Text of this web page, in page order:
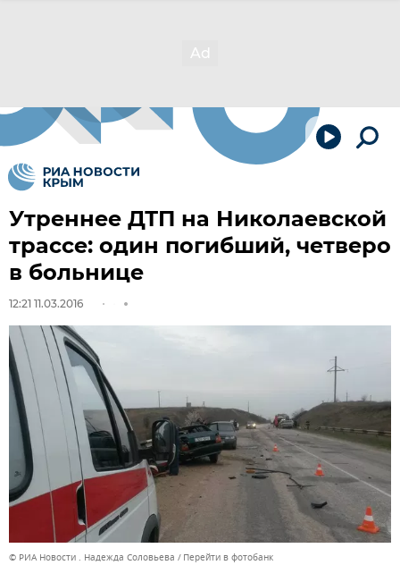
Утреннее ДТП на Николаевской
трассе: один погибший, четверо
в больнице
12:21 11.03.2016
© РИА Новости . Надежда Соловьева Перейти в фотобанк